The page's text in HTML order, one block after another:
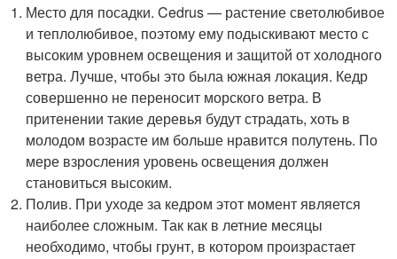
Место для посадки. Cedrus — растение светолюбивое
и теплолюбивое, поэтому ему подыскивают место с
высоким уровнем освещения и защитой от холодного
ветра. Лучше, чтобы это была южная локация. Кедр
совершенно не переносит морского ветра. В
притенении такие деревья будут страдать, хоть в
молодом возрасте им больше нравится полутень. По
мере взросления уровень освещения должен
становиться высоким.
Полив. При уходе за кедром этот момент является
наиболее сложным. Так как в летние месяцы
необходимо, чтобы грунт, в котором произрастает